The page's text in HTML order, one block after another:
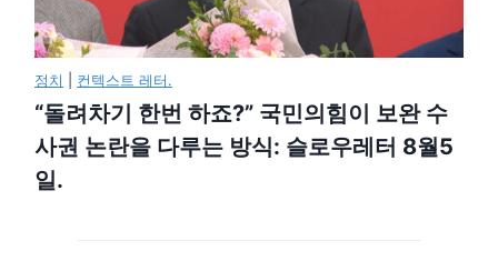
정치 컨텍스트 레터.
“돌려차기 한번 하죠?” 국민의힘이 보완 수
사권 논란을 다루는 방식: 슬로우레터 8월5
일.